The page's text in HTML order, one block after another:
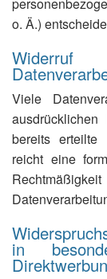
o. Ä.)
Viele
bereits erteilte
reicht eine
in